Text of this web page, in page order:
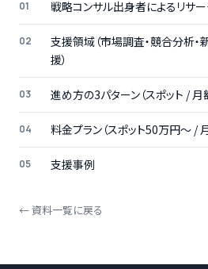
戦略コンサル出身者によるリサ
支援領域（市場調査・競合分析・
援）
進め方の3パターン（スポット / 月
料金プラン（スポット50万円〜 /
支援事例
← 資料一覧に戻る